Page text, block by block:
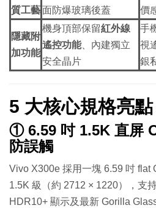
質工藝面防爆玻璃後蓋
價
隱藏附
加功能
機身頂部保留紅外線
遙控功能、內建獨立
安全晶片
手
視
銀
5 大核心規格亮點
① 6.59 吋 1.5K 直屏
防誤觸
Vivo X300e 採用一塊 6.59 吋 flat
1.5K 級（約 2712 × 1220），支
HDR10+ 顯示及最新 Gorilla